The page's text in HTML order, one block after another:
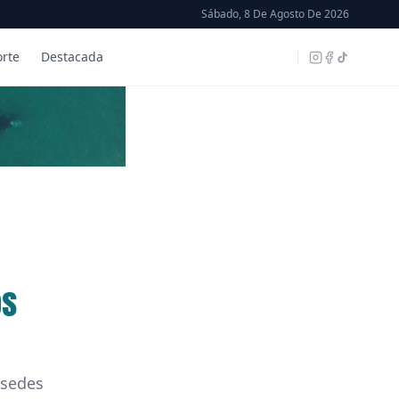
Sábado, 8 De Agosto De 2026
Destacada